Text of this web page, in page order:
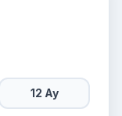
12 Ay